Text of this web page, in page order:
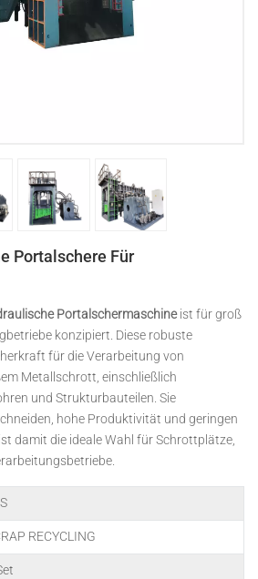
Nederlands
Portalschere Für
Portalschermaschineist für groß
konzipiert. Diese robuste
für die Verarbeitung von
Metallschrott, einschließlich
und Strukturbauteilen. Sie
hohe Produktivität und geringen
damit die ideale Wahl für Schrottplätze,
RECYCLING